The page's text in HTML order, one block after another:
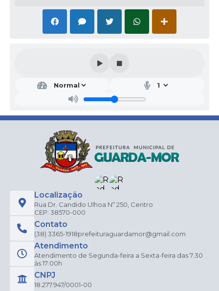
Localização
Rua Dr. Candido Ulhoa Nº 250, Centro
CEP: 38570-000
Contato
(38) 3365-1918prefeituraguardamor@gmail.com
Atendimento
Atendimento de Segunda-feira a Sexta-feira das 7:30
às 17:00h
CNPJ
18.277.947/0001-00